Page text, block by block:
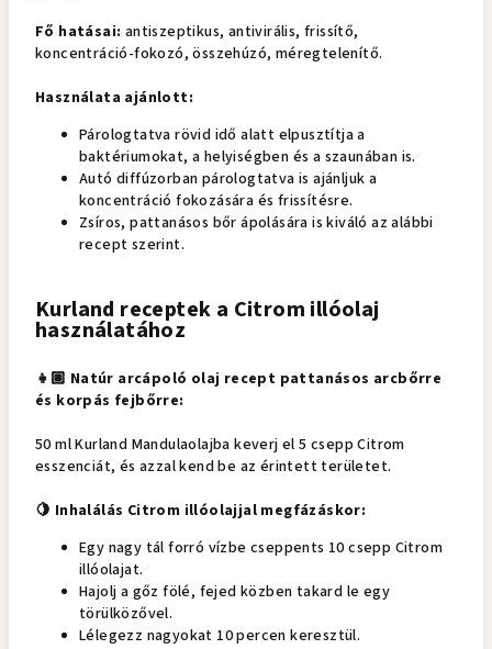
Fő hatásai: antiszeptikus, antivirális, frissítő,
koncentráció-fokozó, összehúzó, méregtelenítő.
Használata ajánlott:
Párologtatva rövid idő alatt elpusztítja a
baktériumokat, a helyiségben és a szaunában is.
Autó diffúzorban párologtatva is ajánljuk a
koncentráció fokozására és frissítésre.
Zsíros, pattanásos bőr ápolására is kiváló az alábbi
recept szerint.
Kurland receptek a Citrom illóolaj
használatához
👧🏽 Natúr arcápoló olaj recept pattanásos arcbőrre
és korpás fejbőrre:
50 ml Kurland Mandulaolajba keverj el 5 csepp Citrom
esszenciát, és azzal kend be az érintett területet.
🍋 Inhalálás Citrom illóolajjal megfázáskor:
Egy nagy tál forró vízbe cseppents 10 csepp Citrom
illóolajat.
Hajolj a gőz fölé, fejed közben takard le egy
törülközővel.
Lélegezz nagyokat 10 percen keresztül.